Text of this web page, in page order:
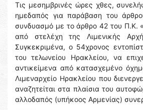
Τις μεσημβρινές ώρες χθες,
ημεδαπός για παράβαση του
συνδυασμό με το άρθρο 42 του Π.Κ.
από στελέχη της Λιμενικής
Συγκεκριμένα, ο 54χρονος
του τελωνείου Ηρακλείου, να
αντικείμενα από κατασχεμένο
Λιμεναρχείο Ηρακλείου που
αναζητείται στα πλαίσια του
αλλοδαπός (υπήκοος Αρμενίας)